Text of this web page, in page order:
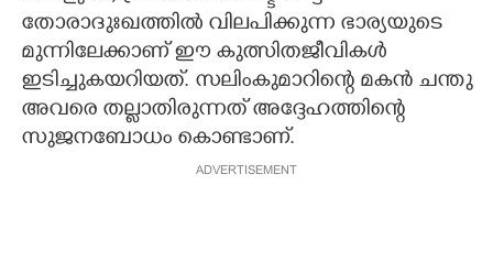
തോരാദുഃഖത്തിൽ വിലപിക്കുന്ന ഭാര്യയുടെ
മുന്നിലേക്കാണ് ഈ കുത്സിതജീവികൾ
ഇടിച്ചുകയറിയത്. സലിംകുമാറിന്റെ മകൻ ചന്തു
അവരെ തല്ലാതിരുന്നത് അദ്ദേഹത്തിന്റെ
സുജനബോധം കൊണ്ടാണ്.
ADVERTISEMENT